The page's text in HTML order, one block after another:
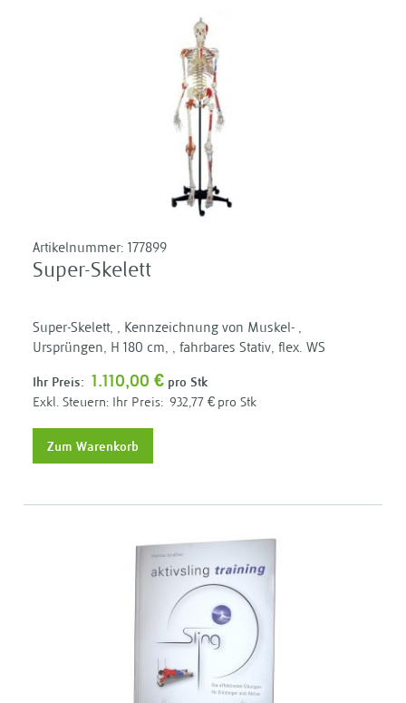
Artikelnummer: 177899
Super-Skelett
Super-Skelett, , Kennzeichnung von Muskel- ,
Ursprüngen, H 180 cm, , fahrbares Stativ, flex. WS
Ihr Preis: 1.110,00 € pro Stk
Ihr Preis: 932,77 € pro Stk
Zum Warenkorb